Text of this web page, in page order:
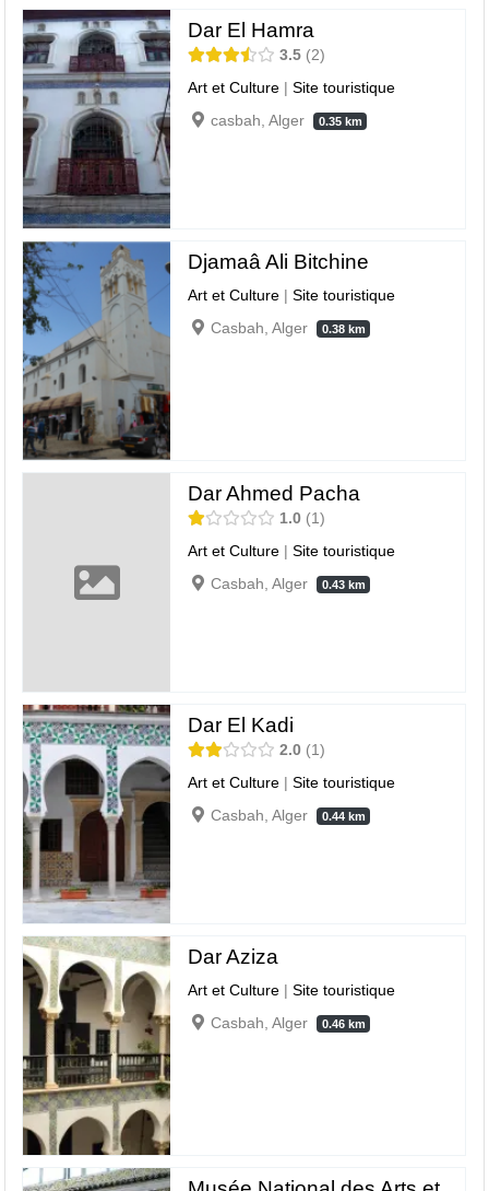
Dar El Hamra
3.5 2
Art et Culture |Site touristique
casbah, Alger
0.35 km
Djamaâ Ali Bitchine
Art et Culture |Site touristique
Casbah, Alger
0.38 km
Dar Ahmed Pacha
1.0
1
Art et Culture |Site touristique
Casbah, Alger
0.43 km
Dar El Kadi
2.0
1
Art et Culture |Site touristique
Casbah, Alger
0.44 km
Dar Aziza
Art et Culture |Site touristique
Casbah, Alger
0.46 km